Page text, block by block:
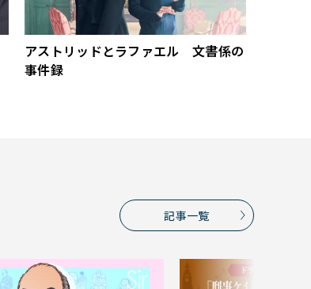
アストリッドとラファエル 文書係の
事件録
記事一覧